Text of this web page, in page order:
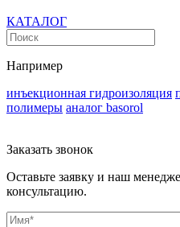
КАТАЛОГ
Например
инъекционная гидроизоляция
полимеры аналог basorol
Заказать звонок
Оставьте заявку и наш
консультацию.